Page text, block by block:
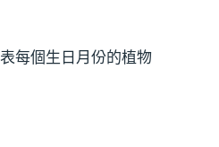
每個生日月份的植物